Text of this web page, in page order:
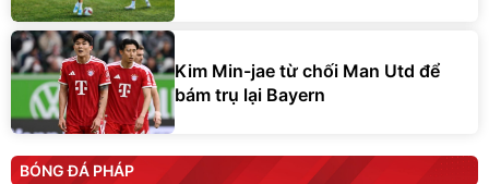
Kim Min-jae từ chối Man Utd để
bám trụ lại Bayern
BÓNG ĐÁ PHÁP